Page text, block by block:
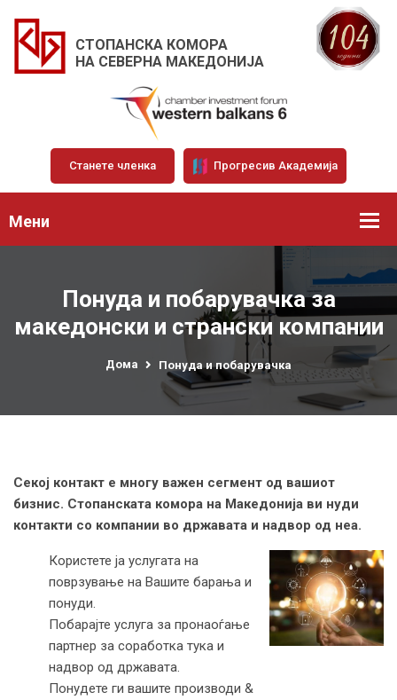
СТОПАНСКА КОМОРА
НА СЕВЕРНА МАКЕДОНИЈА
Станете членка Прогресив Академија
Мени
Понуда и побарувачка за
македонски и странски компании
Дома Понуда и побарувачка
Секој контакт е многу важен сегмент од вашиот
бизнис. Стопанската комора на Македонија ви нуди
контакти со компании во државата и надвор од неа.
Користете ја услугата на
поврзување на Вашите барања и
понуди.
Побарајте услуга за пронаоѓање
партнер за соработка тука и
надвор од државата.
Понудете ги вашите производи &